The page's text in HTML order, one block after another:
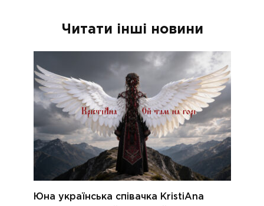
Читати інші новини
Юна українська співачка KristiAna